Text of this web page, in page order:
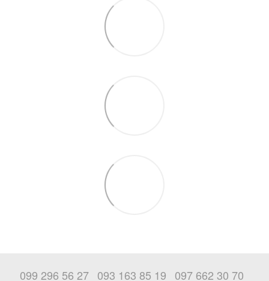
099 296 56 27 093 163 85 19 097 662 30 70